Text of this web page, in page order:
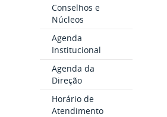
Conselhos e
Núcleos
Agenda
Institucional
Agenda da
Direção
Horário de
Atendimento